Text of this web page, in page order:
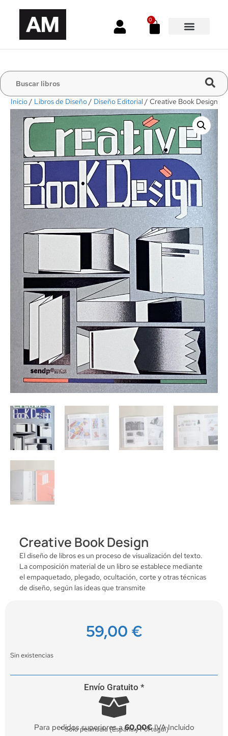
0
Inicio/ Libros de Diseño/ Diseño Editorial / Creative Book Design
Creative Book Design
El diseño de libros es un proceso de visualización del texto.
La composición material de un libro se establece mediante
el empaquetado, plegado, ocultación, corte y otras técnicas
de diseño, según las ideas que transmite
59,00 €
Sin existencias
Envío Gratuito *
Para pedidos superiores a60,00€IVA Incluido
* Solo península (España y Portugal)